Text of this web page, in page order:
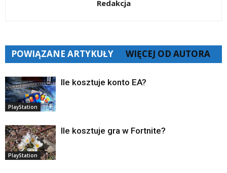
Redakcja
POWIĄZANE ARTYKUŁY WIĘCEJ OD AUTORA
PlayStation
Ile kosztuje konto EA?
PlayStation
Ile kosztuje gra w Fortnite?